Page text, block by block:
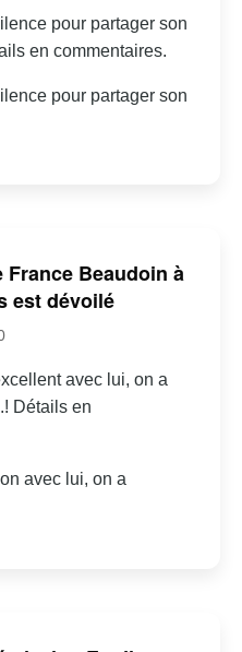
pour partager son
en commentaires.
pour partager son
Beaudoin à
est dévoilé
avec lui, on a
Détails en
avec lui, on a